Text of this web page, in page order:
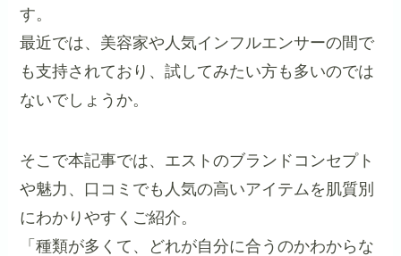
す。
最近では、美容家や人気インフルエンサーの間で
も支持されており、試してみたい方も多いのでは
ないでしょうか。
そこで本記事では、エストのブランドコンセプト
や魅力、口コミでも人気の高いアイテムを肌質別
にわかりやすくご紹介。
「種類が多くて、どれが自分に合うのかわからな